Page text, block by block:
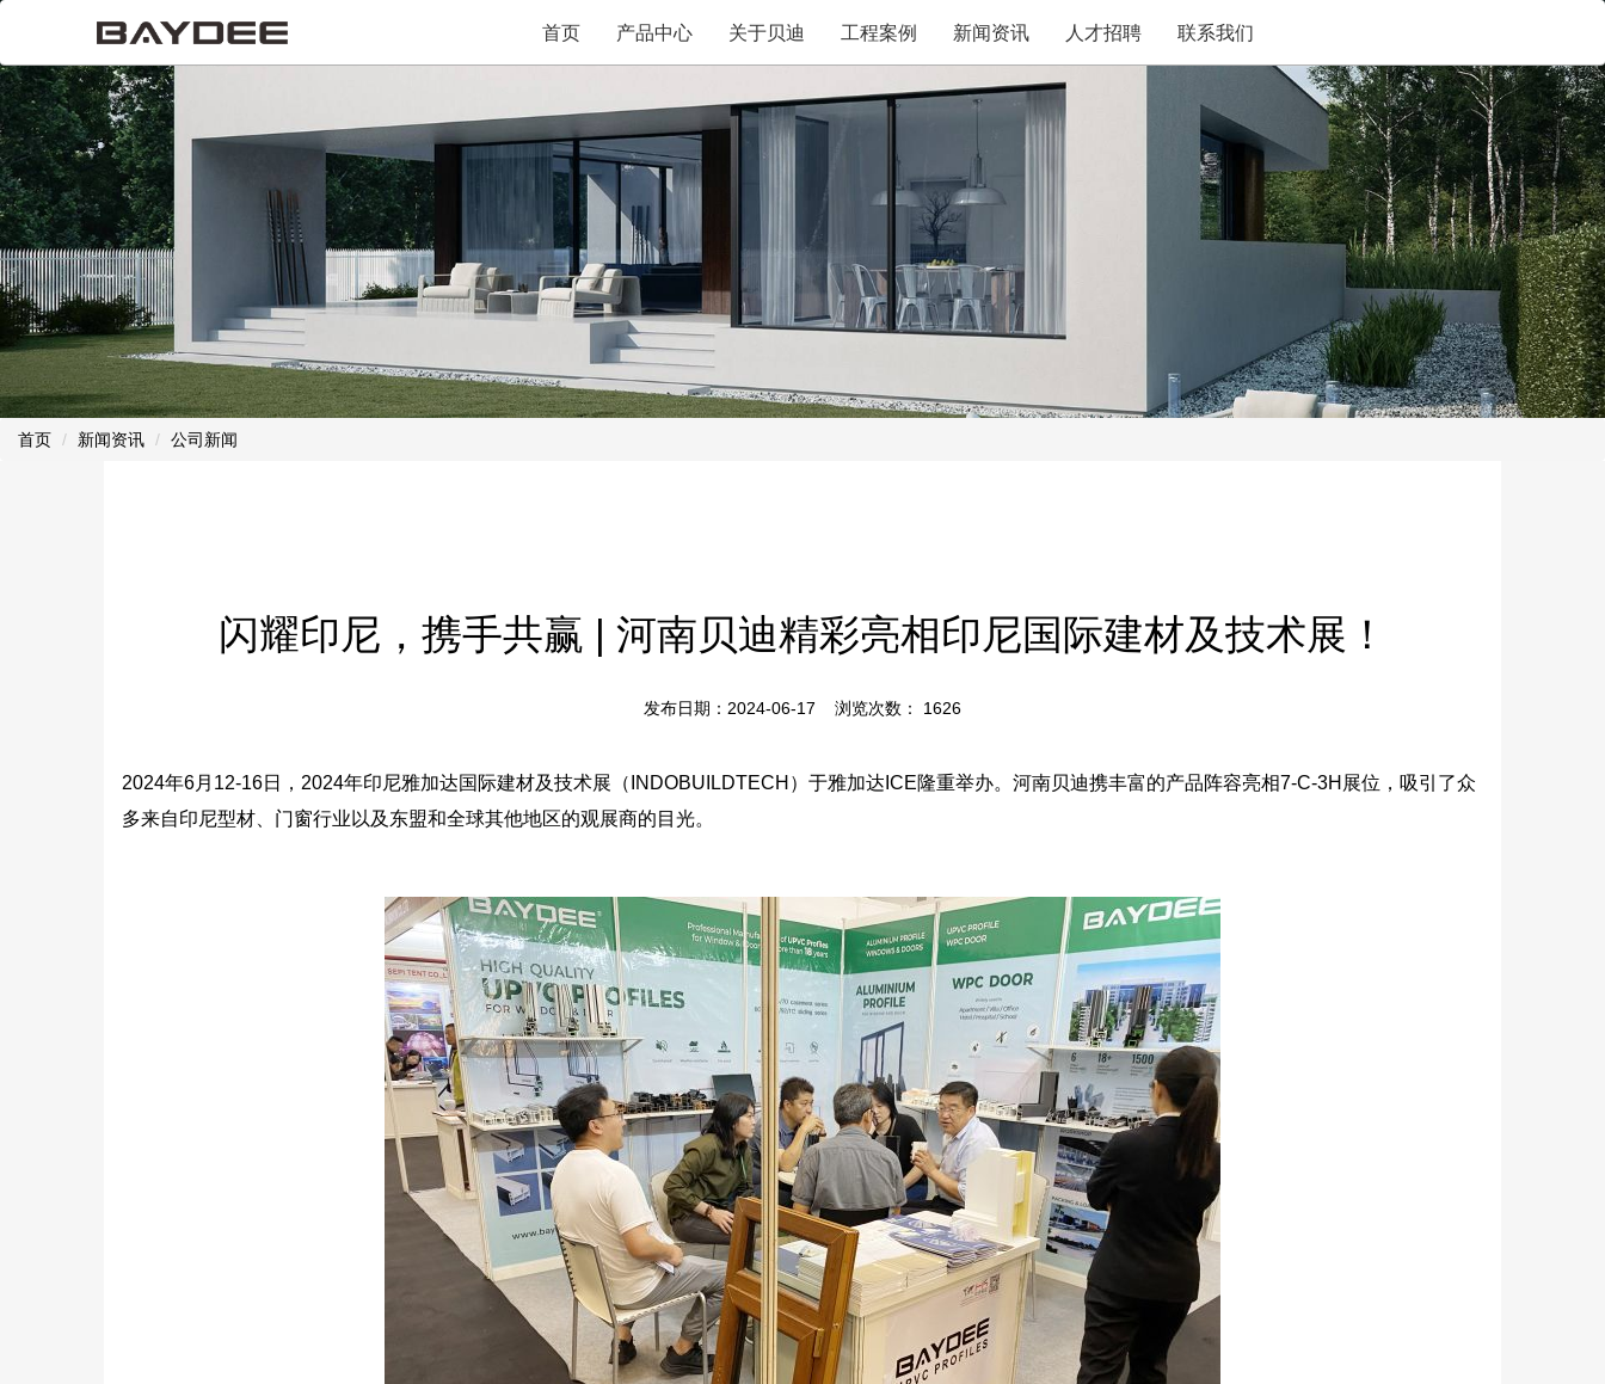
首页 产品中心 关于贝迪 工程案例 新闻资讯 人才招聘 联系我们
首页 新闻资讯 公司新闻
闪耀印尼，携手共赢 | 河南贝迪精彩亮相印尼国际建材及技术展！
发布日期：2024-06-17 浏览次数： 1626
2024年6月12-16日，2024年印尼雅加达国际建材及技术展（INDOBUILDTECH）于雅加达ICE隆重举办。河南贝迪携丰富的产品阵容亮相7-C-3H展位，吸引了众
多来自印尼型材、门窗行业以及东盟和全球其他地区的观展商的目光。